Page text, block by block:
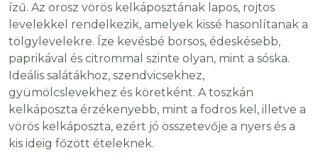
ízű. Az orosz vörös kelkáposztának lapos, rojtos
levelekkel rendelkezik, amelyek kissé hasonlítanak a
tölgylevelekre. Íze kevésbé borsos, édeskésebb,
paprikával és citrommal szinte olyan, mint a sóska.
Ideális salátákhoz, szendvicsekhez,
gyümölcslevekhez és köretként. A toszkán
kelkáposzta érzékenyebb, mint a fodros kel, illetve a
vörös kelkáposzta, ezért jó összetevője a nyers és a
kis ideig főzött ételeknek.